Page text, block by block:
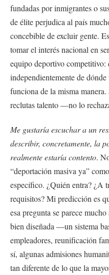
fundadas por inmigrantes o
de élite perjudica al país
concebible de excluir gente.
tomar el interés nacional en
equipo deportivo competitivo:
independientemente de
funciona de la misma
reclutas talento —no lo
Me gustaría escuchar a un
describir, concretamente, la
realmente estaría contento.
“deportación masiva ya”
específico. ¿Quién entra? ¿A
requisitos? Mi predicción es
esa pregunta se parece
bien diseñada —un sistema
empleadores, reunificación
sí, algunas admisiones
tan diferente de lo que la